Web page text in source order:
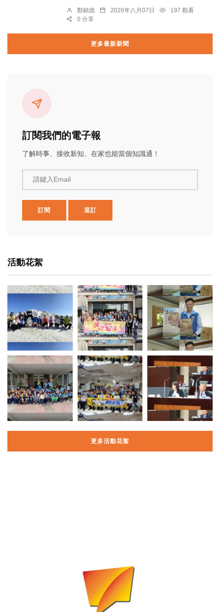
鄭銘德 2026年八月07日
197 觀看
0 分享
更多最新新聞
訂閱我們的電子報
了解時事、接收新知、在家也能當個知識通！
請鍵入Email
訂閱 退訂
活動花絮
更多活動花絮